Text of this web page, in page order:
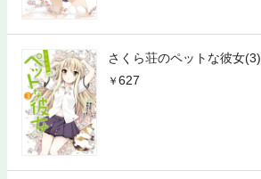
さくら荘のペットな彼女(3)
627